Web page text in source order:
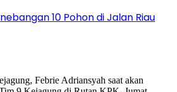
10 Pohon di Jalan Riau